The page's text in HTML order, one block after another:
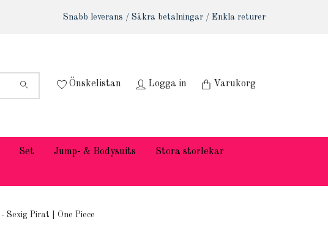
Snabb leverans / Säkra betalningar / Enkla returer
Önskelistan Logga in Varukorg
Set Jump- & Bodysuits
Stora storlekar
Pirat | One Piece